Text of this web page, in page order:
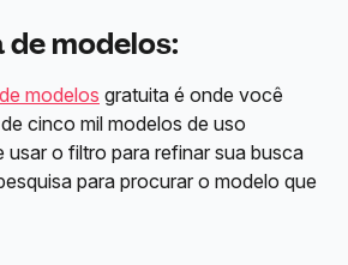
modelos:
modelos gratuita é onde você
cinco mil modelos de uso
usar o filtro para refinar sua busca
para procurar o modelo que